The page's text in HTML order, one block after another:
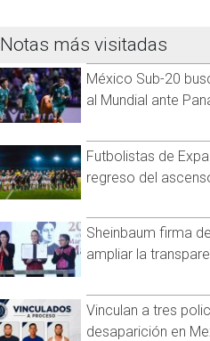
Notas más visitadas
México Sub-20
al Mundial ante
Futbolistas de
regreso del
Sheinbaum firma
ampliar la
Vinculan a tres
desaparición en